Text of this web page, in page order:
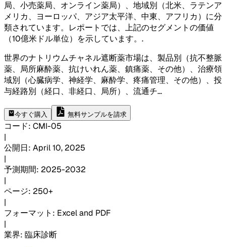
局、小売薬局、オンライン薬局）、地域別（北米、ラテンア
メリカ、ヨーロッパ、アジア太平洋、中東、アフリカ）に分
類されています。レポートでは、上記のセグメントの価値
（10億米ドル単位）を示しています。 .
世界のナトリウムチャネル遮断薬市場は、製品別（抗不整脈
薬、局所麻酔薬、抗けいれん薬、鎮痛薬、その他）、治療領
域別（心臓病学、神経学、麻酔学、疼痛管理、その他）、投
与経路別（経口、非経口、局所）、流通チ...
今すぐ購入 無料サンプルを請求
コード: CMI-05
|
公開日: April 10, 2025
|
予測期間: 2025-2032
|
ページ: 250+
|
フォーマット : Excel and PDF
|
業界: 臨床診断